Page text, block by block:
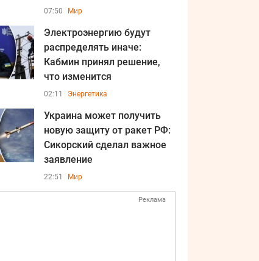
07:50 Мир
Электроэнергию будут
распределять иначе:
Кабмин принял решение,
что изменится
02:11 Энергетика
Украина может получить
новую защиту от ракет РФ:
Сикорский сделал важное
заявление
22:51 Мир
Реклама